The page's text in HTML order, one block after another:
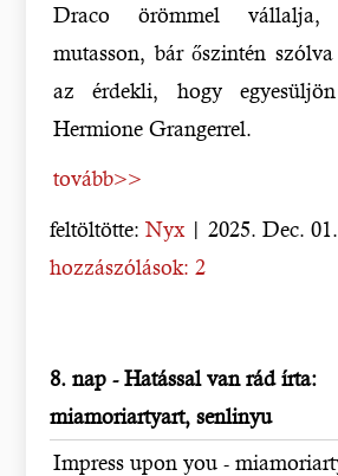
Draco örömmel
mutasson, bár őszintén
az érdekli, hogy egyesüljön
Hermione Grangerrel.
tovább>>
feltöltötte:Nyx | 2025. Dec.
hozzászólások: 2
8. nap - Hatással van rád írta:
miamoriartyart, senlinyu
Impress upon you -